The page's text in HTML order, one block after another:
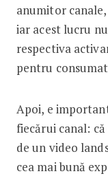
anumitor
iar acest lucru
respectiva
pentru
Apoi, e
fiecărui canal:
de un video
cea mai bună